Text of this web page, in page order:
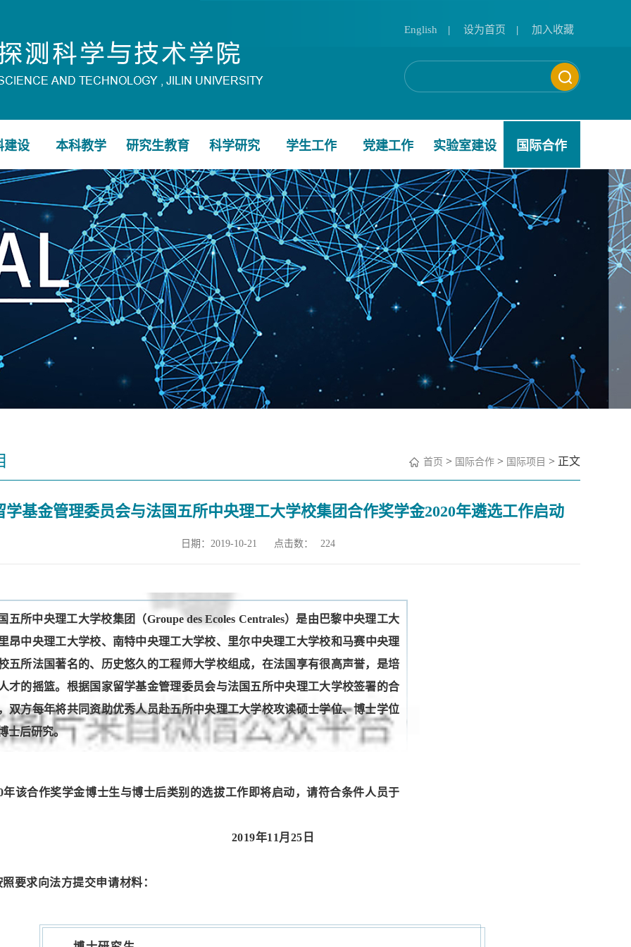
English | 设为首页 | 加入收藏
建设 本科教学 研究生教育 科学研究 学生工作 党建工作 实验室建设 国际合作
首页 > 国际合作 > 国际项目 > 正文
学基金管理委员会与法国五所中央理工大学校集团合作奖学金2020年遴选工作启动
日期：2019-10-21 点击数： 224
五所中央理工大学校集团（Groupe des Ecoles Centrales）是由 巴黎中央理工大
昂中央理工大学校、 南特中央理工大学校、 里尔中央理工大学校和马赛中央理
五所法国著名的、历史悠久的工程师大学校组成，在法国享有很高声誉，是培
才的摇篮。根据国家留学基金管理委员会与法国五所中央理工大学校签署的合
双方每年将共同资助优秀人员赴五所中央理工大学校攻读硕士学位、博士学位
士后研究。
年该合作奖学金博士生与博士后类别的选拔工作即将启动，请符合条件人员于
2019年11月25日
要求向法方提交申请材料：